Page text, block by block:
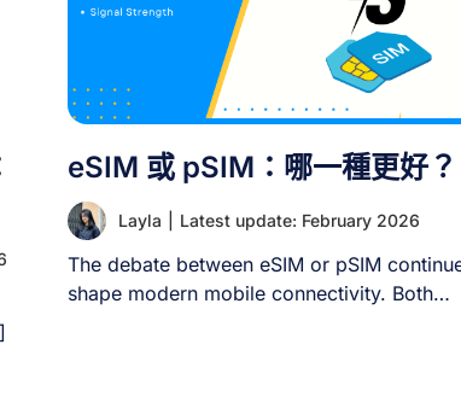
eSIM 或 pSIM：哪一種更好？
Layla Latest update: February 2026
The debate between eSIM or pSIM
shape modern mobile connectivity. Both